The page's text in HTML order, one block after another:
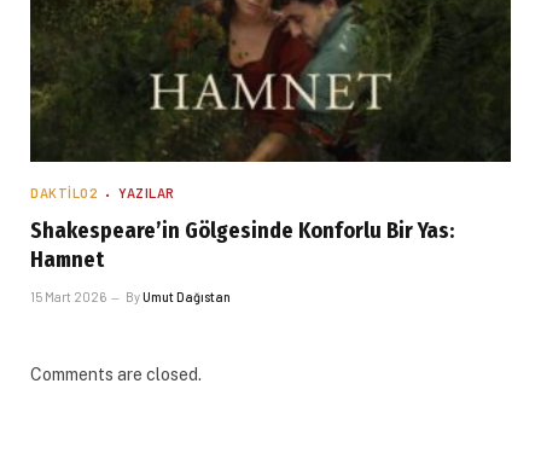
DAKTILO2 YAZILAR
Shakespeare’in Gölgesinde Konforlu Bir Yas:
Hamnet
15 Mart 2026 ByUmut Dağıstan
Comments are closed.